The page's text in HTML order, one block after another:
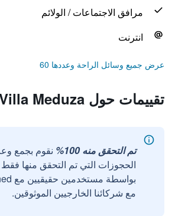
مرافق الاجتماعات / الولائم
انترنت
عرض جميع وسائل الراحة وعددها 60
تقييمات حول Villa Meduza
تم التحقق منه 100%
نقوم بجمع
الحجوزات التي تم التحقق منها فقط
مع شركائنا الخارجيين الموثوقين.